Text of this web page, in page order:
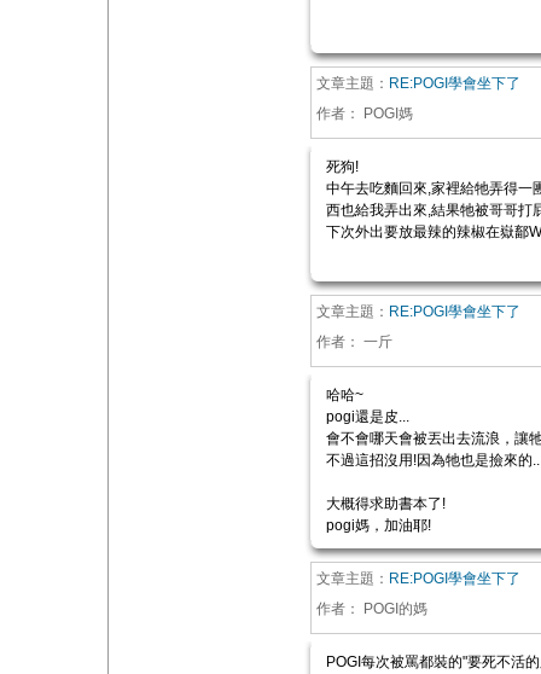
文章主題： RE:POGI學會坐下了
作者：
POGI媽
死狗!
中午去吃麵回來,家裡給牠弄得一
西也給我弄出來,結果牠被哥哥打
下次外出要放最辣的辣椒在嶽鄐
文章主題： RE:POGI學會坐下了
作者： 一斤
哈哈~
pogi還是皮...
會不會哪天會被丟出去流浪，讓
不過這招沒用!因為牠也是撿來的
大概得求助書本了!
pogi媽，加油耶!
文章主題： RE:POGI學會坐下了
作者：
POGI的媽
POGI每次被罵都裝的"要死不活